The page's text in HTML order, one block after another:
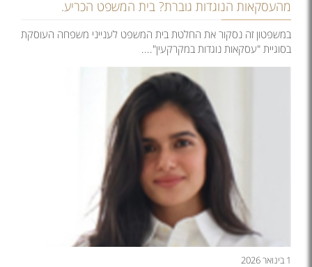
מהעסקאות הנוגדות גוברת? בית המשפט הכריע.
במשפטון זה נסקור את החלטת בית המשפט לענייני משפחה העוסקת
בסוגיית "עסקאות נוגדות במקרקעין"....
1 בינואר 2026